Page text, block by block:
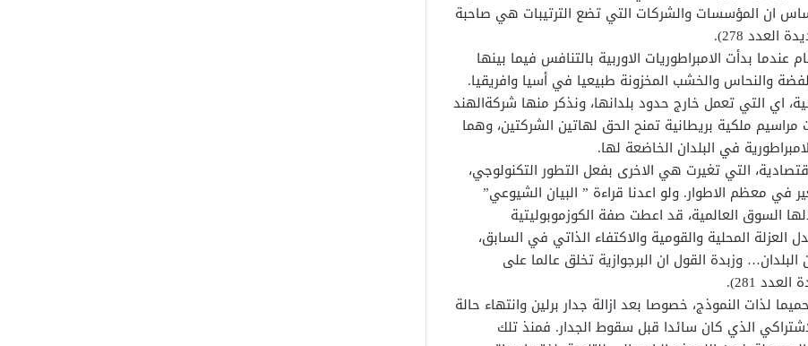
ان المؤسسات والشركات التي تضع الترتيبات هي صاحبة
278).
بدأت الامبراطوريات الاوربية بالتنافس فيما بينها
والنحاس والخشب المخزونة طبيعيا في أسيا وافريقيا.
التي تعمل خارج حدود بلدانها، ونذكر منها شركةالهند
ملكية بريطانية تمنح الحق لهاتين الشركتين، وهما
في البلدان الخاضعة لها.
التي تغيرت هي الاخرى بفعل التطور التكنولوجي،
في معظم الاطوار. ولو اعدنا قراءة ” البيان الشيوعي”
السوق العالمية، قد اعطت صفة الكوزموبوليتية
المحلية والقومية والاكتفاء الذاتي في السابق،
وزبدة القول ان البرجوازية تخلق عالما على
281).
لذات النموذج، خصوصا بعد ازالة جدار برلين وانتهاء حالة
الذي كان سائدا قبل سقوط الجدار. فمنذ تلك